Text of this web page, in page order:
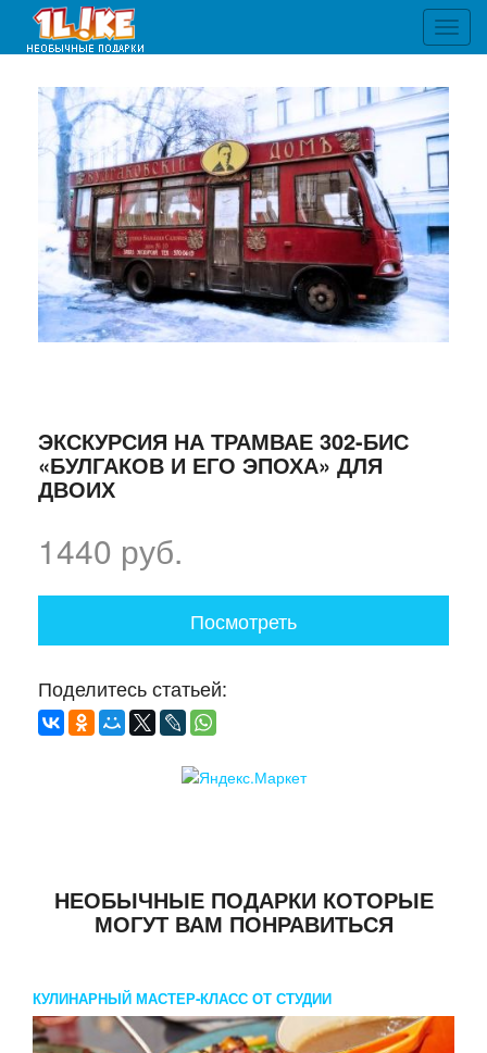
ЭКСКУРСИЯ НА ТРАМВАЕ 302-БИС
«БУЛГАКОВ И ЕГО ЭПОХА» ДЛЯ
ДВОИХ
1440 руб.
Посмотреть
Поделитесь статьей:
НЕОБЫЧНЫЕ ПОДАРКИ КОТОРЫЕ
МОГУТ ВАМ ПОНРАВИТЬСЯ
КУЛИНАРНЫЙ МАСТЕР-КЛАСС ОТ СТУДИИ
«ВКУСОТЕРРИЯ»